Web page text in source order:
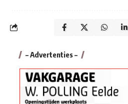
– Advertenties –